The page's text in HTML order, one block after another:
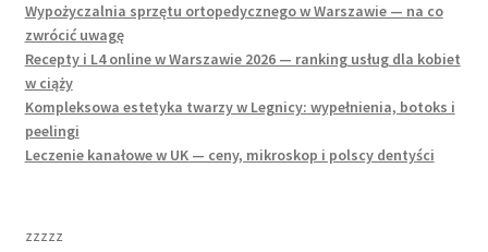
Wypożyczalnia sprzętu ortopedycznego w Warszawie — na co
zwrócić uwagę
Recepty i L4 online w Warszawie 2026 — ranking usług dla kobiet
w ciąży
Kompleksowa estetyka twarzy w Legnicy: wypełnienia, botoks i
peelingi
Leczenie kanałowe w UK — ceny, mikroskop i polscy dentyści
zzzzz